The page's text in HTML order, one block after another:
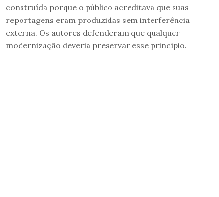
construída porque o público acreditava que suas
reportagens eram produzidas sem interferência
externa. Os autores defenderam que qualquer
modernização deveria preservar esse princípio.